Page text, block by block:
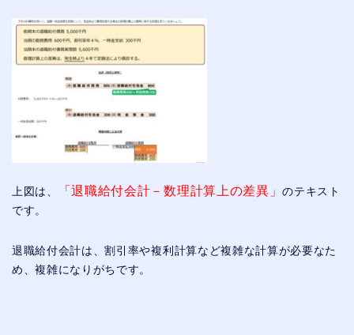
上図は、 「退職給付会計－数理計算上の差異」のテキスト
です。
退職給付会計は、割引率や複利計算など複雑な計算が必要なた
め、複雑になりがちです。